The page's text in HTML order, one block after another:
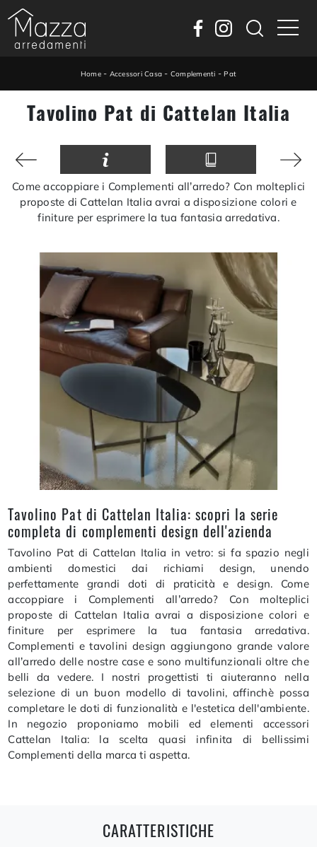
Home- Accessori Casa - Complementi -Pat
Tavolino Pat di Cattelan Italia
Come accoppiare i Complementi all’arredo? Con molteplici
proposte di Cattelan Italia avrai a disposizione colori e
finiture per esprimere la tua fantasia arredativa.
Tavolino Pat di Cattelan Italia: scopri la serie
completa di complementi design dell'azienda
Tavolino Pat di Cattelan Italia in vetro: si fa spazio negli
ambienti domestici dai richiami design, unendo
perfettamente grandi doti di praticità e design. Come
accoppiare i Complementi all’arredo? Con molteplici
proposte di Cattelan Italia avrai a disposizione colori e
finiture per esprimere la tua fantasia arredativa.
Complementi e tavolini design aggiungono grande valore
all’arredo delle nostre case e sono multifunzionali oltre che
belli da vedere. I nostri progettisti ti aiuteranno nella
selezione di un buon modello di tavolini, affinchè possa
completare le doti di funzionalità e l'estetica dell'ambiente.
In negozio proponiamo mobili ed elementi accessori
Cattelan Italia: la scelta quasi infinita di bellissimi
Complementi della marca ti aspetta.
CARATTERISTICHE